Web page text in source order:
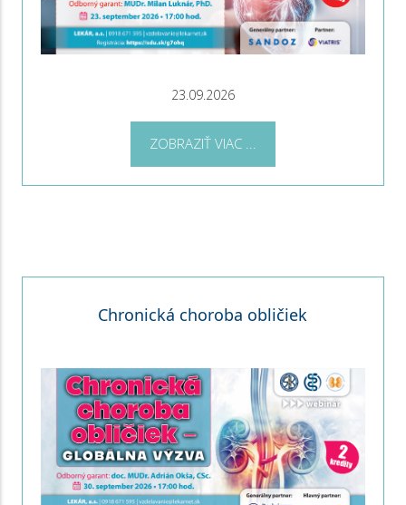
23.09.2026
ZOBRAZIŤ VIAC ...
Chronická choroba obličiek